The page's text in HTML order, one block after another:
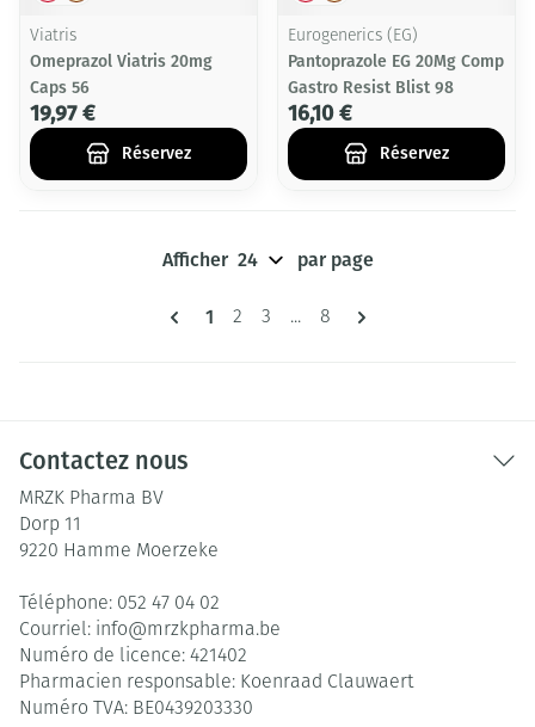
Viatris
Omeprazol Viatris 20mg
Caps 56
19,97 €
Réservez
Eurogenerics (EG)
Pantoprazole EG 20Mg Comp
Gastro Resist Blist 98
16,10 €
Réservez
Pages
Vous lisez actuellement la page
1 Page
2 Page
3 ... Page
8
Afficher par page
Contactez nous
MRZK Pharma BV
Dorp 11
9220 Hamme Moerzeke
Téléphone: 052 47 04 02
Courriel: info@mrzkpharma.be
Numéro de licence: 421402
Pharmacien responsable: Koenraad Clauwaert
Numéro TVA: BE0439203330